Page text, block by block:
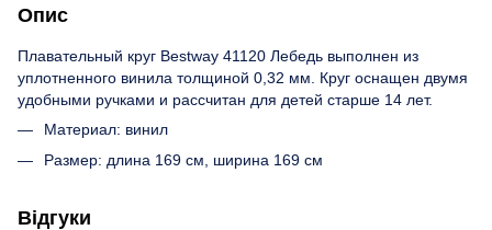
Опис
Плавательный круг Bestway 41120 Лебедь выполнен из
уплотненного винила толщиной 0,32 мм. Круг оснащен двумя
удобными ручками и рассчитан для детей старше 14 лет.
Материал: винил
Размер: длина 169 см, ширина 169 см
Відгуки